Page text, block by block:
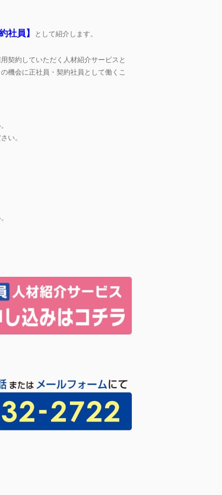
社員】 として紹介します。
契約していただく人材紹介サービスと
機会に正社員・契約社員として働くこ
い。